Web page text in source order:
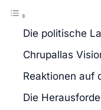
Die politische
Chrupallas
Reaktionen auf
Die